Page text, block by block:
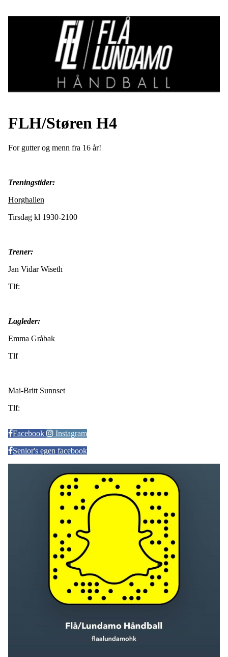
FLH/Støren H4
For gutter og menn fra 16 år!
Treningstider:
Horghallen
Tirsdag kl 1930-2100
Trener:
Jan Vidar Wiseth
Tlf:
Lagleder:
Emma Gråbak
Tlf
Mai-Britt Sunnset
Tlf:
Facebook
Instagram
Senior's egen facebook